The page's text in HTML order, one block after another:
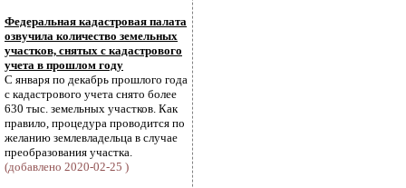
Федеральная кадастровая палата
озвучила количество земельных
участков, снятых с кадастрового
учета в прошлом году
С января по декабрь прошлого года
с кадастрового учета снято более
630 тыс. земельных участков. Как
правило, процедура проводится по
желанию землевладельца в случае
преобразования участка.
(добавлено 2020-02-25 )